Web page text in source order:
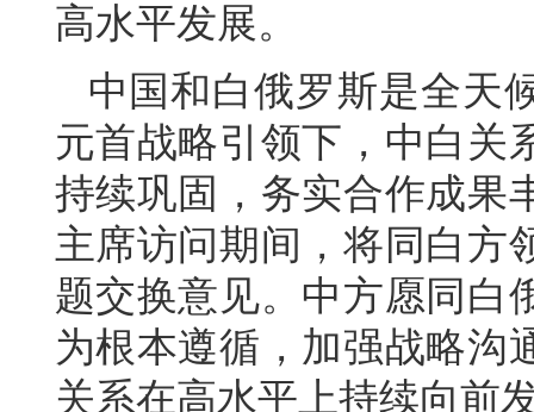
高水平发展。
中国和白俄罗斯是全天
元首战略引领下，中白关
持续巩固，务实合作成果
主席访问期间，将同白方
题交换意见。中方愿同白
为根本遵循，加强战略沟
关系在高水平上持续向前